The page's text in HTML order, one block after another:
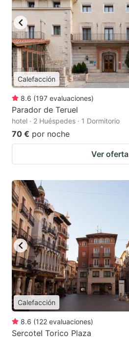
Calefacción
8.6 (197 evaluaciones)
Parador de Teruel
hotel · 2 Huéspedes · 1 Dormitorio
70 € por noche
Ver oferta
Calefacción
8.6 (122 evaluaciones)
Sercotel Torico Plaza